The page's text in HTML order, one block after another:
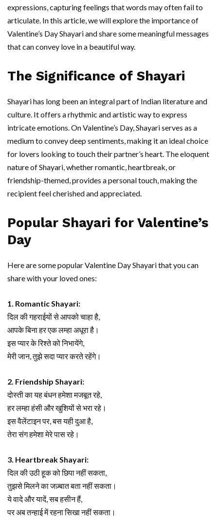
expressions, capturing feelings that words may often fail to
articulate. In this article, we will explore the importance of
Valentine’s Day Shayari and share some meaningful messages
that can convey love in a beautiful way.
The Significance of Shayari
Shayari has long been an integral part of Indian literature and
culture. It offers a rhythmic and artistic way to express
intricate emotions. On Valentine’s Day, Shayari serves as a
medium to convey deep sentiments, making it an ideal choice
for lovers looking to touch their partner’s heart. The eloquent
nature of Shayari, whether romantic, heartbreak, or
friendship-themed, provides a personal touch, making the
recipient feel cherished and appreciated.
Popular Shayari for Valentine’s
Day
Here are some popular Valentine Day Shayari that you can
share with your loved ones:
1. Romantic Shayari:
दिल की गहराईयों से आपको चाहा है,
आपके बिना हर एक लम्हा अधूरा है।
इस प्यार के रिश्ते को निभायेंगे,
मेरी जान, तुझे सदा प्यार करते रहेंगे।
2. Friendship Shayari:
दोस्ती का यह बंधन हमेशा मजबूत रहे,
हर लम्हा हंसी और खुशियों से भरा रहे।
इस वैलेंटाइन पर, बस यही दुआ है,
तेरा संग हमेशा मेरे पास रहे।
3. Heartbreak Shayari:
दिल की उठी हूक को छिपा नहीं सकता,
तुझसे मिलने का जज़्बात बता नहीं सकता।
ये वादे और यादें, सब हसीन हैं,
पर अब तन्हाई में रहना सिखा नहीं सकता।